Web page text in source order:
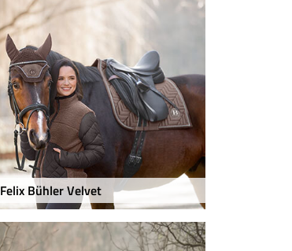
Felix Bühler Velvet